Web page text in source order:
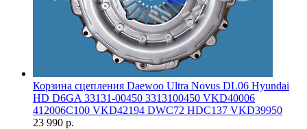
Корзина сцепления Daewoo Ultra Novus DL06 Hyundai
HD D6GA 33131-00450 3313100450 VKD40006
412006C100 VKD42194 DWC72 HDC137 VKD39950
23 990 р.